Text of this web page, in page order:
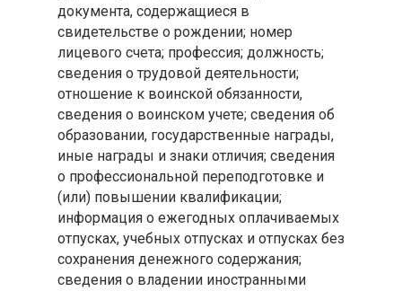
документа, содержащиеся в
свидетельстве о рождении; номер
лицевого счета; профессия; должность;
сведения о трудовой деятельности;
отношение к воинской обязанности,
сведения о воинском учете; сведения об
образовании, государственные награды,
иные награды и знаки отличия; сведения
о профессиональной переподготовке и
(или) повышении квалификации;
информация о ежегодных оплачиваемых
отпусках, учебных отпусках и отпусках без
сохранения денежного содержания;
сведения о владении иностранными